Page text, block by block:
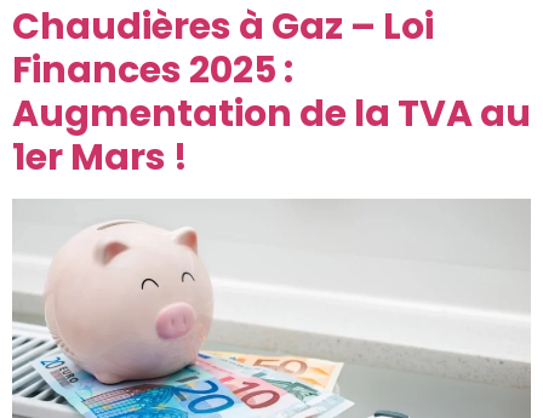
Chaudières à Gaz – Loi
Finances 2025 :
Augmentation de la TVA au
1er Mars !